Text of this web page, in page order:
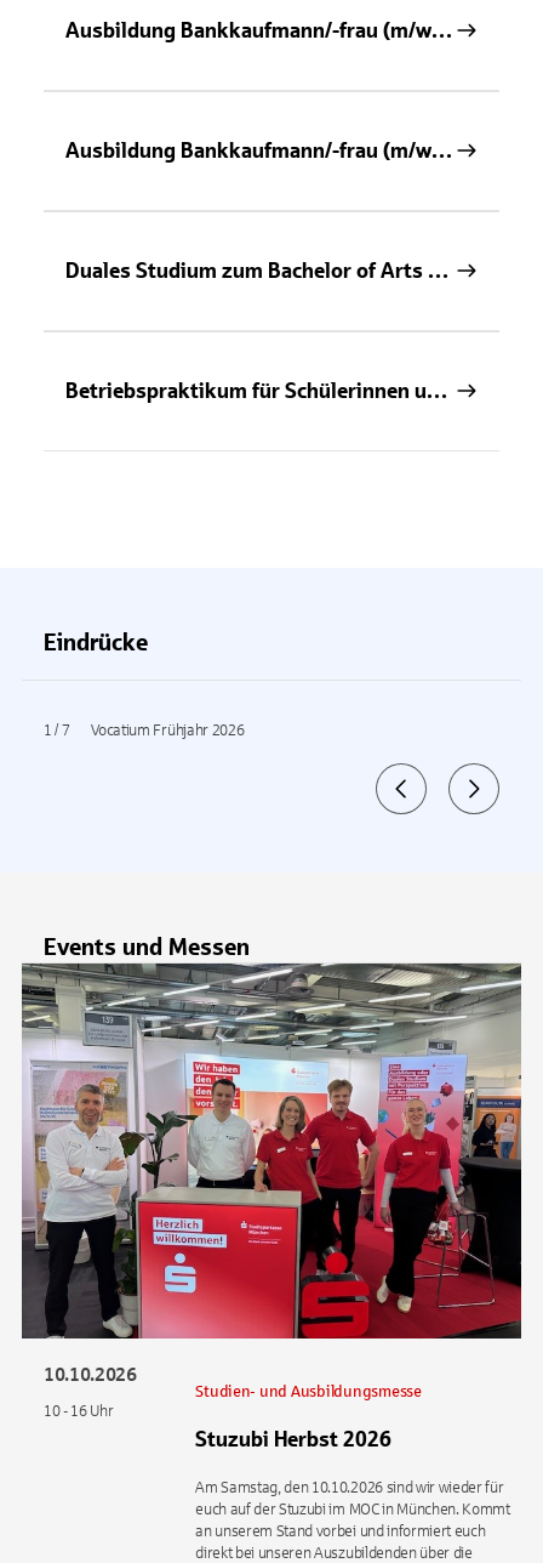
Ausbildung Bankkaufmann/-frau (m/w/d) 2027
Ausbildung Bankkaufmann/-frau (m/w/d) 2027 digital
Duales Studium zum Bachelor of Arts - Fachrichtung BWL Bank - 2027
Betriebspraktikum für Schülerinnen und Schüler im Filialgeschäft
Eindrücke
1 /7 Vocatium Frühjahr 2026
Events und Messen
10.10.2026
10 - 16 Uhr
Studien- und Ausbildungsmesse
Stuzubi Herbst 2026
Am Samstag, den 10.10.2026 sind wir wieder für
euch auf der Stuzubi im MOC in München. Kommt
an unserem Stand vorbei und informiert euch
direkt bei unseren Auszubildenden über die